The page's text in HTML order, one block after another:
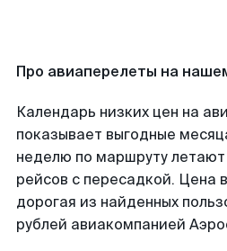
Про авиаперелеты на
Календарь низких цен на
показывает выгодные
неделю по маршруту летают
рейсов с пересадкой. Цена
дорогая из найденных
рублей авиакомпанией